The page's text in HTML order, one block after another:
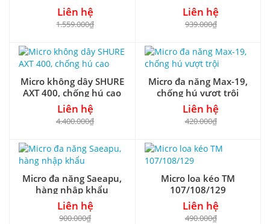
Liên hệ
1.559.000₫
Liên hệ
939.000₫
Micro không dây SHURE
AXT 400, chống hú cao
Liên hệ
4.400.000₫
Micro đa năng Max-19,
chống hú vượt trội
Liên hệ
420.000₫
Micro đa năng Saeapu,
hàng nhập khẩu
Liên hệ
900.000₫
Micro loa kéo TM
107/108/129
Liên hệ
490.000₫